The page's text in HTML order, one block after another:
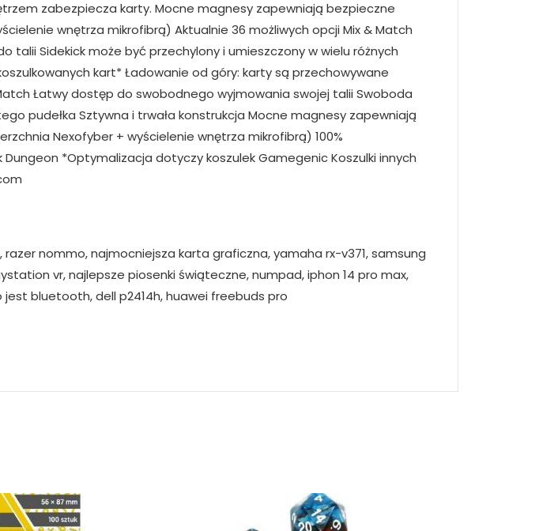
zabezpiecza karty. Mocne magnesy zapewniają bezpieczne
wnętrza mikrofibrą) Aktualnie 36 możliwych opcji Mix & Match
talii Sidekick może być przechylony i umieszczony w wielu różnych
kart* Ładowanie od góry: karty są przechowywane
Łatwy dostęp do swobodnego wyjmowania swojej talii Swoboda
pudełka Sztywna i trwała konstrukcja Mocne magnesy zapewniają
Nexofyber + wyścielenie wnętrza mikrofibrą) 100%
*Optymalizacja dotyczy koszulek Gamegenic Koszulki innych
nommo, najmocniejsza karta graficzna, yamaha rx-v371, samsung
vr, najlepsze piosenki świąteczne, numpad, iphon 14 pro max,
bluetooth, dell p2414h, huawei freebuds pro